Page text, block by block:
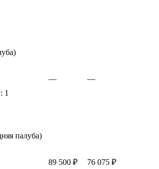
1
— —
палуба)
89 500 ₽ 76 075 ₽